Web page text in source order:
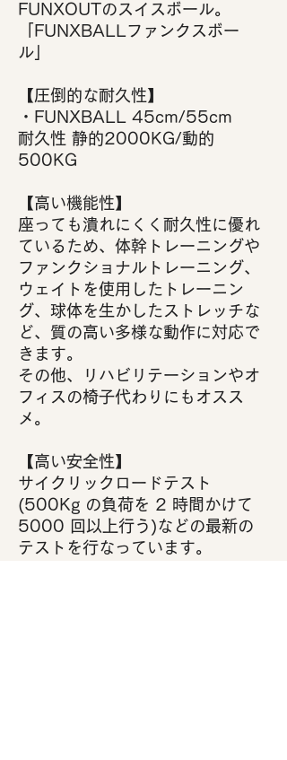
FUNXOUTのスイスボール。
「FUNXBALLファンクスボー
ル」
【圧倒的な耐久性】
・FUNXBALL 45cm/55cm
耐久性 静的2000KG/動的
500KG
【高い機能性】
座っても潰れにくく耐久性に優れ
ているため、体幹トレーニングや
ファンクショナルトレーニング、
ウェイトを使用したトレーニン
グ、球体を生かしたストレッチな
ど、質の高い多様な動作に対応で
きます。
その他、リハビリテーションやオ
フィスの椅子代わりにもオスス
メ。
【高い安全性】
サイクリックロードテスト
(500Kg の負荷を 2 時間かけて
5000 回以上行う)などの最新の
テストを行なっています。